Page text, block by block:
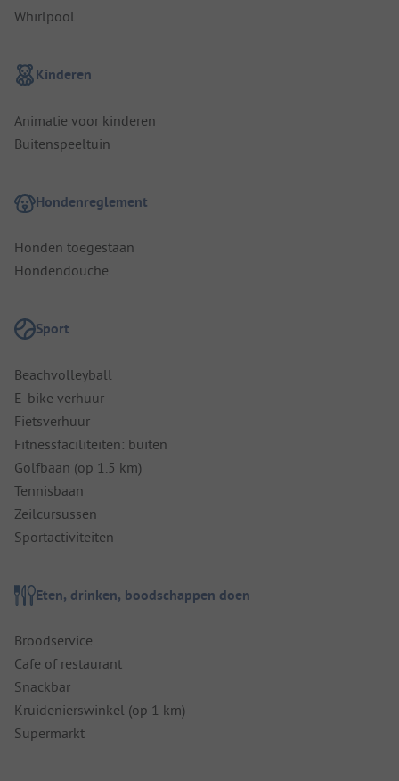
Whirlpool
Kinderen
Animatie voor kinderen
Buitenspeeltuin
Hondenreglement
Honden toegestaan
Hondendouche
Sport
Beachvolleyball
E-bike verhuur
Fietsverhuur
Fitnessfaciliteiten: buiten
Golfbaan (op 1.5 km)
Tennisbaan
Zeilcursussen
Sportactiviteiten
Eten, drinken, boodschappen doen
Broodservice
Cafe of restaurant
Snackbar
Kruidenierswinkel (op 1 km)
Supermarkt